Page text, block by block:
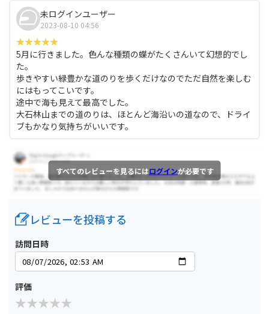
未ログインユーザー
2023-08-10 04:56
5月に行きました。色んな種類の蝶がたくさんいて幻想的でし
た。
歩きやすい緑豊かな道のりを歩くだけなのでただ自然を楽しむ
にはもってこいです。
途中で海も見えて最高でした。
大石林山までの道のりは、ほとんど海沿いの道なので、ドライ
ブもかなり気持ちがいいです。
すべてのレビューを見るにはログインが必要です
レビューを投稿する
訪問日時
評価